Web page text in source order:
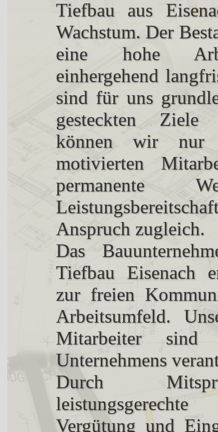
Tiefbau aus
Wachstum. Der
eine hohe
einhergehend
sind für uns
gesteckten Ziele
können wir nur
motivierten
permanente
Anspruch zugleich.
Das
Tiefbau Eisenach
zur freien
Arbeitsumfeld.
Mitarbeiter
Unternehmens
Durch
leistungsgerechte
Vergütung und